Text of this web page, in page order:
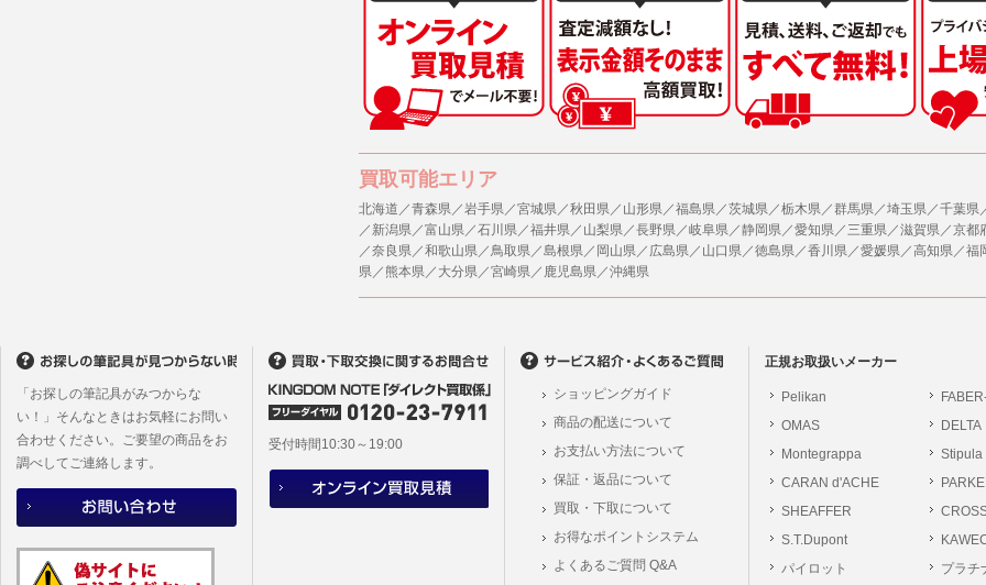
当社への個人情報の提供はお客様の任意ですが、必要な個人情報をご提供いただけない場合、
ますのでご了承下さい。
５．ご本人が容易に知覚できない方法による個人情報の取得
当社ホームページでは、利用者が当社ホームページに再訪問される際、より便利に当社ホーム
また利用者の統計的分析のため、または掲載された広告にクッキーを使用する場合があります。
６．個人情報に関するお問合せ対応
(1)当社は、当社の保有する個人データに関し、ご本人から利用目的の通知，開示，内容の訂正
者への提供の停止の請求などがあれば、ご本人の確認をさせていただいた上で、速やかに対応
するご質問、ご相談にも対応いたします。尚、シュッピン会員のお客様は、当社が保有する個
があります。
シュッピン株式会
買取可能エリア
北海道／青森県／岩手県／宮城県／秋田県／山形県／福島県／茨城県／栃木県／群馬県／埼玉県／千葉県
／新潟県／富山県／石川県／福井県／山梨県／長野県／岐阜県／静岡県／愛知県／三重県／滋賀県／京都
／奈良県／和歌山県／鳥取県／島根県／岡山県／広島県／山口県／徳島県／香川県／愛媛県／高知県／福
県／熊本県／大分県／宮崎県／鹿児島県／沖縄県
正規お取扱いメーカー
Pelikan
OMAS
DELTA
Montegrappa
Stipula
CARAN d'ACHE
SHEAFFER
S.T.Dupont
パイロット
プラチ
「お探しの筆記具がみつからな
い！」そんなときはお気軽にお問い
合わせください。ご要望の商品をお
調べしてご連絡します。
受付時間10:30～19:00
ショッピングガイド
商品の配送について
お支払い方法について
保証・返品について
買取・下取について
お得なポイントシステム
よくあるご質問 Q&A